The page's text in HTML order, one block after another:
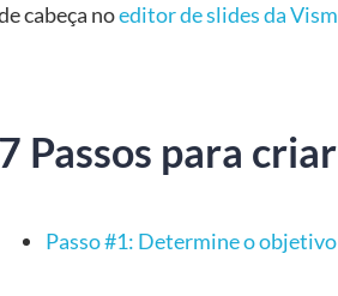
cabeça noeditor de slides da
7 Passos para
Passo #1: Determine o